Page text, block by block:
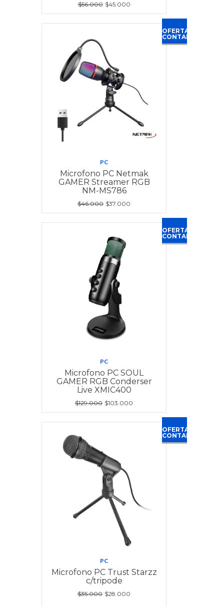
$56.000 $45.000
OFERTA
CONTADO
PC
Microfono PC Netmak
GAMER Streamer RGB
NM-MS786
$46.000 $37.000
OFERTA
CONTADO
PC
Microfono PC SOUL
GAMER RGB Conderser
Live XMIC400
$129.000 $103.000
OFERTA
CONTADO
PC
Microfono PC Trust Starzz
c/tripode
$35.000 $28.000